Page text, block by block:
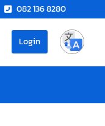
082 136 8280
Login